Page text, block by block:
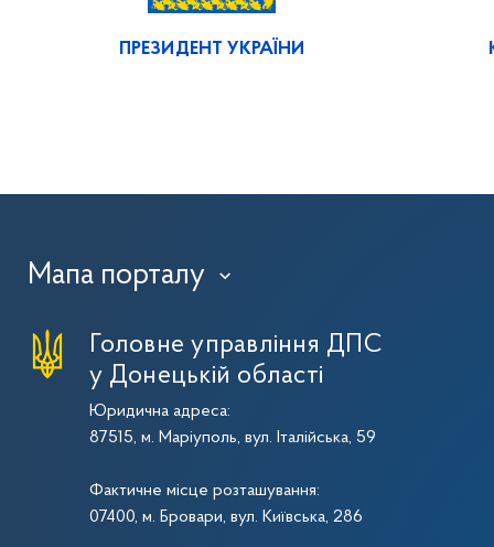
ПРЕЗИДЕНТ УКРАЇНИ
Мапа порталу ›
Головне управління ДПС
у Донецькій області
Юридична адреса:
87515, м. Маріуполь, вул. Італійська, 59
Фактичне місце розташування:
07400, м. Бровари, вул. Київська, 286